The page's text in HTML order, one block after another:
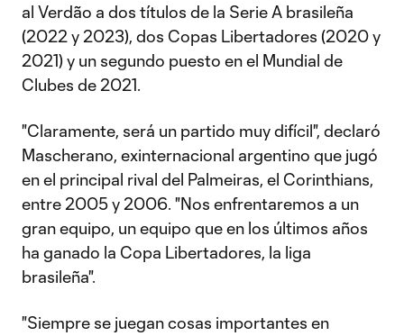
al Verdão a dos títulos de la Serie A brasileña
(2022 y 2023), dos Copas Libertadores (2020 y
2021) y un segundo puesto en el Mundial de
Clubes de 2021.
"Claramente, será un partido muy difícil", declaró
Mascherano, exinternacional argentino que jugó
en el principal rival del Palmeiras, el Corinthians,
entre 2005 y 2006. "Nos enfrentaremos a un
gran equipo, un equipo que en los últimos años
ha ganado la Copa Libertadores, la liga
brasileña".
"Siempre se juegan cosas importantes en